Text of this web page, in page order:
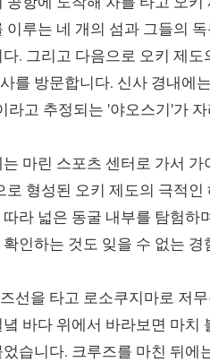
이루는 네 개의 섬과 그들의
. 그리고 다음으로 오키 제
를 방문합니다. 신사 경내에
라고 추정되는 '야오스기'가
마린 스포츠 센터로 가서 가
로 형성된 오키 제도의 극적
라 넓은 동굴 내부를 탐험
인하는 것도 잊을 수 없는 경
선을 타고 로소쿠지마로 저
바다 위에서 바라보면 마
습니다. 크루즈를 마친 뒤